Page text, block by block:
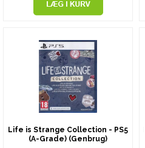
Life is Strange Collection - PS5
(A-Grade) (Genbrug)